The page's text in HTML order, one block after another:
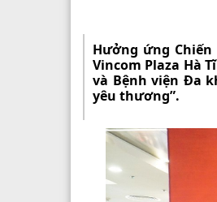
Hưởng ứng
Vincom Plaza Hà
và Bệnh viện Đa
yêu thương”.